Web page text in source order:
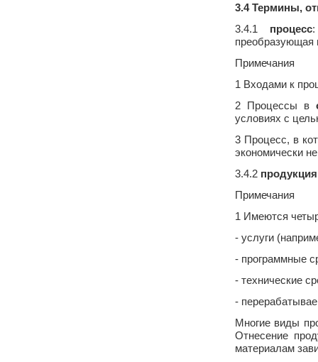
3.4 Термины,
3.4.1 процесс
Примечания
1 Входами к
2 Процессы в
условиях с
3 Процесс, в
экономически
3.4.2 продукция
Примечания
1 Имеются
- услуги
- программные
- технические
-
Многие виды
Отнесение
материалам